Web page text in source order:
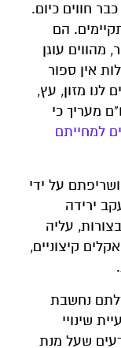
חווים כיום.
הם
מהווים עוגן
אין ספור
לנו מזון, עץ,
מעריך כי
למחייתם
על ידי
ירידה
עליה
קיצוניים,
נחשבת
שינויי
שעל מנת